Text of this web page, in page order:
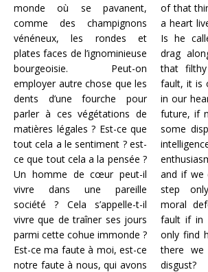
monde où se pavanent,
comme des champignons
vénéneux, les rondes et
plates faces de l’ignominieuse
bourgeoisie. Peut-on
employer autre chose que les
dents d’une fourche pour
parler à ces végétations de
matières légales ? Est-ce que
tout cela a le sentiment ? est-
ce que tout cela a la pensée ?
Un homme de cœur peut-il
vivre dans une pareille
société ? Cela s’appelle-t-il
vivre que de traîner ses jours
parmi cette cohue immonde ?
Est-ce ma faute à moi, est-ce
notre faute à nous, qui avons
of that
a heart
Is he
drag
that
fault, it is
in our
future, if
some
and if we
step
moral
fault if in
only find
there
disgust?